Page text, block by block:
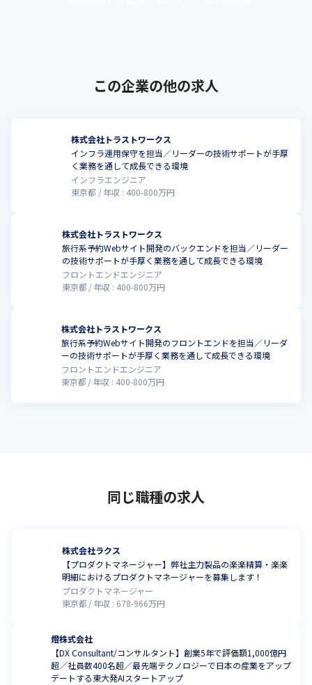
この企業の他の求人
株式会社トラストワークス
インフラ運用保守を担当／リーダーの技術サポートが手厚
く業務を通して成長できる環境
インフラエンジニア
東京都
年収 : 400-800万円
株式会社トラストワークス
旅行系予約Webサイト開発のバックエンドを担当／リーダー
の技術サポートが手厚く業務を通して成長できる環境
フロントエンドエンジニア
東京都
年収 : 400-800万円
株式会社トラストワークス
旅行系予約Webサイト開発のフロントエンドを担当／リーダ
ーの技術サポートが手厚く業務を通して成長できる環境
フロントエンドエンジニア
東京都
年収 : 400-800万円
同じ職種の求人
株式会社ラクス
【プロダクトマネージャー】弊社主力製品の楽楽精算・楽楽
明細におけるプロダクトマネージャーを募集します！
プロダクトマネージャー
東京都
年収 : 678-966万円
燈株式会社
【DX Consultant/コンサルタント】創業5年で評価額1,000億円
超／社員数400名超／最先端テクノロジーで日本の産業をアップ
デートする東大発AIスタートアップ